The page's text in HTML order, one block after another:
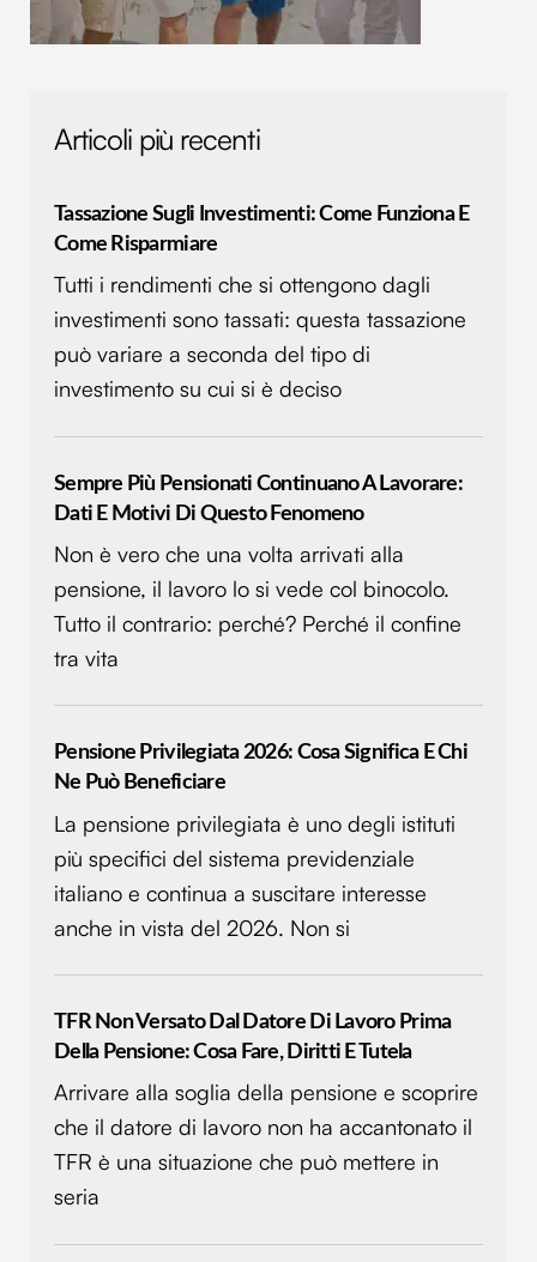
Articoli più recenti
Tassazione Sugli Investimenti: Come Funziona E
Come Risparmiare
Tutti i rendimenti che si ottengono dagli
investimenti sono tassati: questa tassazione
può variare a seconda del tipo di
investimento su cui si è deciso
Sempre Più Pensionati Continuano A Lavorare:
Dati E Motivi Di Questo Fenomeno
Non è vero che una volta arrivati alla
pensione, il lavoro lo si vede col binocolo.
Tutto il contrario: perché? Perché il confine
tra vita
Pensione Privilegiata 2026: Cosa Significa E Chi
Ne Può Beneficiare
La pensione privilegiata è uno degli istituti
più specifici del sistema previdenziale
italiano e continua a suscitare interesse
anche in vista del 2026. Non si
TFR Non Versato Dal Datore Di Lavoro Prima
Della Pensione: Cosa Fare, Diritti E Tutela
Arrivare alla soglia della pensione e scoprire
che il datore di lavoro non ha accantonato il
TFR è una situazione che può mettere in
seria